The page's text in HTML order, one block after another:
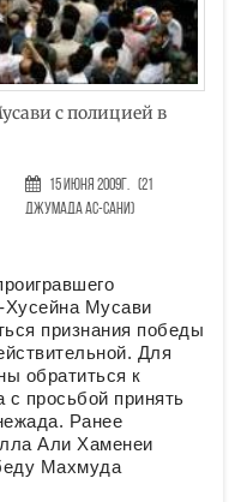
с полицией в
15 Июня 2009г. (21
Джумада ас-сани)
Хусейна Мусави
признания победы
Для
обратиться к
просьбой принять
Ранее
Али Хаменеи
Махмуда